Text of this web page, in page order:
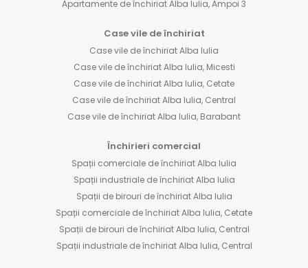
Apartamente de închiriat Alba Iulia, Ampoi 3
Case vile de închiriat
Case vile de închiriat Alba Iulia
Case vile de închiriat Alba Iulia, Micesti
Case vile de închiriat Alba Iulia, Cetate
Case vile de închiriat Alba Iulia, Central
Case vile de închiriat Alba Iulia, Barabant
Închirieri comercial
Spații comerciale de închiriat Alba Iulia
Spații industriale de închiriat Alba Iulia
Spații de birouri de închiriat Alba Iulia
Spații comerciale de închiriat Alba Iulia, Cetate
Spații de birouri de închiriat Alba Iulia, Central
Spații industriale de închiriat Alba Iulia, Central